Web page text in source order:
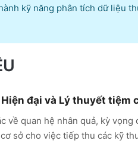
kỹ năng phân tích dữ liệu
đại và Lý thuyết tiệm
về quan hệ nhân quả, kỳ
sở cho việc tiếp thu các kỹ